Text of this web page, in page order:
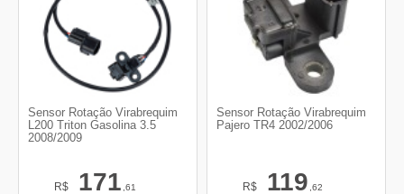
Sensor Rotação Virabrequim
L200 Triton Gasolina 3.5
2008/2009
R$ 171,61
Sensor Rotação Virabrequim
Pajero TR4 2002/2006
R$ 119,62